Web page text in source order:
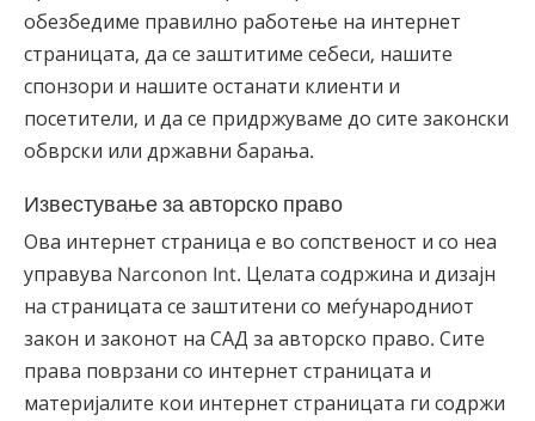
обезбедиме правилно работење на интернет
страницата, да се заштитиме себеси, нашите
спонзори и нашите останати клиенти и
посетители, и да се придржуваме до сите законски
обврски или државни барања.
Известување за авторско право
Ова интернет страница е во сопственост и со неа
управува Narconon Int. Целата содржина и дизајн
на страницата се заштитени со меѓународниот
закон и законот на САД за авторско право. Сите
права поврзани со интернет страницата и
материјалите кои интернет страницата ги содржи